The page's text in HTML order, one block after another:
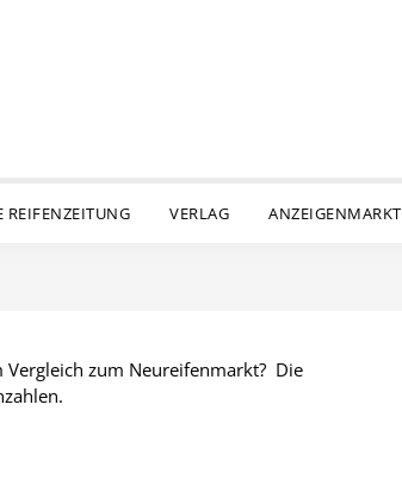
REIFENZEITUNG VERLAG ANZEIGENMARKT
Vergleich zum Neureifenmarkt? Die